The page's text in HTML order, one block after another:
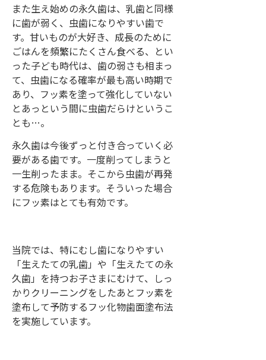
また生え始めの永久歯は、乳歯と同様
に歯が弱く、虫歯になりやすい歯で
す。甘いものが大好き、成長のために
ごはんを頻繁にたくさん食べる、とい
った子ども時代は、歯の弱さも相まっ
て、虫歯になる確率が最も高い時期で
あり、フッ素を塗って強化していない
とあっという間に虫歯だらけというこ
とも…。
永久歯は今後ずっと付き合っていく必
要がある歯です。一度削ってしまうと
一生削ったまま。そこから虫歯が再発
する危険もあります。そういった場合
にフッ素はとても有効です。
当院では、特にむし歯になりやすい
「生えたての乳歯」や「生えたての永
久歯」を持つお子さまにむけて、しっ
かりクリーニングをしたあとフッ素を
塗布して予防するフッ化物歯面塗布法
を実施しています。